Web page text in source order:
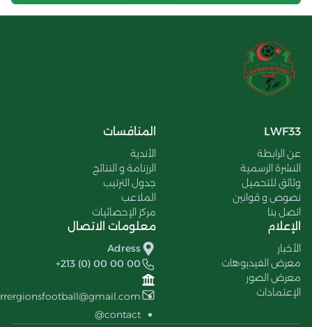
LWF33
عن الرابطة
النشرة الرسمية
وثائق للتحميل
نصوص و قوانين
اتصل بنا
المنافسات
الأندية
الرزنامة و النتائج
جدول الترتيب
الملاعب
مركز الإحصائيات
الإعلام
الأخبار
معرض الفيديوهات
معرض الصور
الإعتمادات
معلومات الاتصال
Adress
+213 (0) 00 00 00
contact@